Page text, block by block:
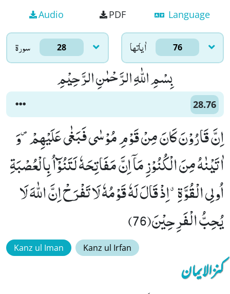
Audio PDF Language
سورۃ 28 اٰياتها 76
بِسْمِ اللّٰهِ الرَّحْمٰنِ الرَّحِیْمِ
28.76
اِنَّ قَارُوْنَ كَانَ مِنْ قَوْمِ مُوْسٰى فَبَغٰى عَلَیْهِمْ۪-وَ
اٰتَیْنٰهُ مِنَ الْكُنُوْزِ مَاۤ اِنَّ مَفَاتِحَهٗ لَتَنُوْٓاُ بِالْعُصْبَةِ
اُولِی الْقُوَّةِۗ-اِذْ قَالَ لَهٗ قَوْمُهٗ لَا تَفْرَحْ اِنَّ اللّٰهَ لَا
یُحِبُّ الْفَرِحِیْنَ(76)
Kanz ul Iman Kanz ul Irfan
کنزالایمان